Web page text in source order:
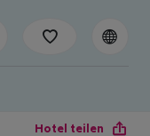
Hotel teilen